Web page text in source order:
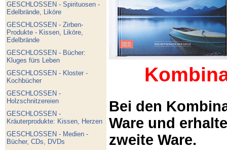
GESCHLOSSEN - Spirituosen -
Edelbrände, Liköre
GESCHLOSSEN - Zirben-
Produkte - Kissen, Liköre,
Edelbrände
GESCHLOSSEN - Bücher:
Kluges fürs Leben
GESCHLOSSEN - Kloster -
Kochbücher
GESCHLOSSEN -
Holzschnitzereien
GESCHLOSSEN -
Kräuterprodukte: Kissen, Herzen
GESCHLOSSEN - Medien -
Bücher, CDs, DVDs
Bei den
Ware und
zweite Ware.